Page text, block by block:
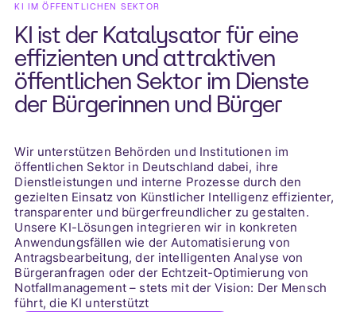
KI IM ÖFFENTLICHEN SEKTOR
KI ist der Katalysator für eine
effizienten und attraktiven
öffentlichen Sektor im Dienste
der Bürgerinnen und Bürger
Wir unterstützen Behörden und Institutionen im
öffentlichen Sektor in Deutschland dabei, ihre
Dienstleistungen und interne Prozesse durch den
gezielten Einsatz von Künstlicher Intelligenz effizienter,
transparenter und bürgerfreundlicher zu gestalten.
Unsere KI-Lösungen integrieren wir in konkreten
Anwendungsfällen wie der Automatisierung von
Antragsbearbeitung, der intelligenten Analyse von
Bürgeranfragen oder der Echtzeit-Optimierung von
Notfallmanagement – stets mit der Vision: Der Mensch
führt, die KI unterstützt